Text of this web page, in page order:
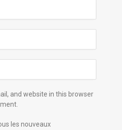
and website in this browser
les nouveaux